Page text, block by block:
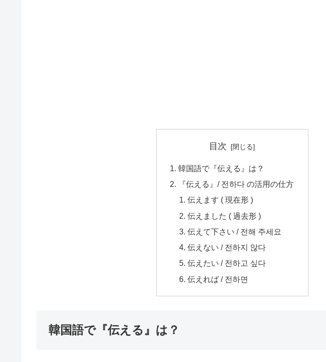
目次
韓国語で『伝える』は？
『伝える』/ 전하다 の活用の仕方
伝えます ( 現在形 )
伝えました ( 過去形 )
伝えて下さい / 전해 주세요
伝えない / 전하지 않다
伝えたい / 전하고 싶다
伝えれば / 전하면
韓国語で『伝える』は？